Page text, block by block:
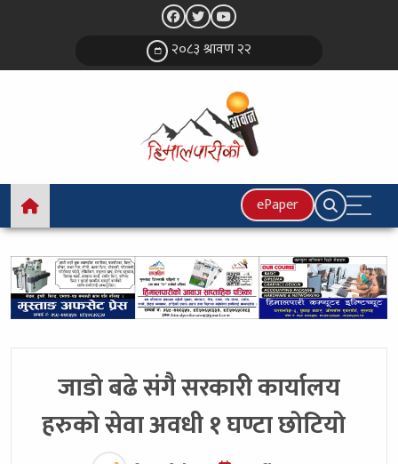
२०८३ श्रावण २२
ePaper
जाडाे बढे संगै सरकारी कार्यालय
हरुकाे सेवा अवधी १ घण्टा छाेटियाे